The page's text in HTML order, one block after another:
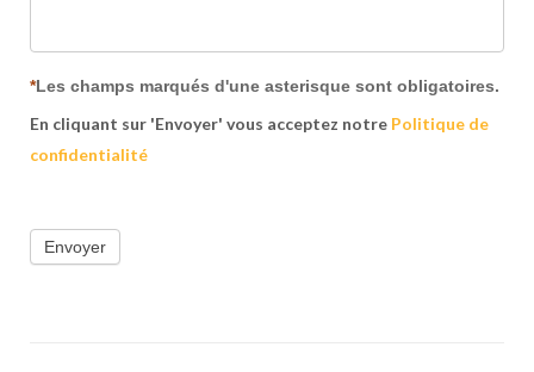
*Les champs marqués d'une asterisque sont obligatoires.
En cliquant sur 'Envoyer' vous acceptez notre Politique de
confidentialité
Envoyer